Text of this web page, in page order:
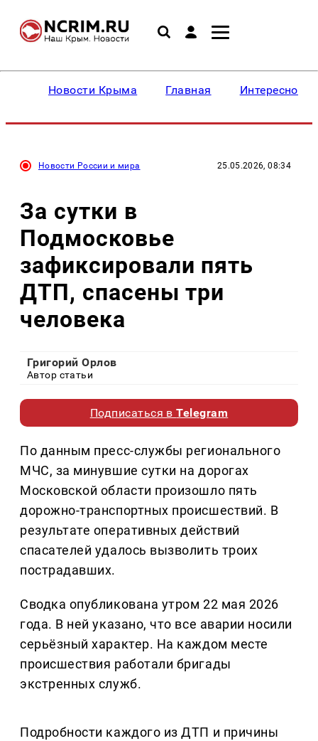
Новости Крыма Главная Интересное
Новости России и мира 25.05.2026, 08:34
За сутки в
Подмосковье
зафиксировали пять
ДТП, спасены три
человека
Григорий Орлов
Автор статьи
Подписаться вTelegram
По данным пресс-службы регионального
МЧС, за минувшие сутки на дорогах
Московской области произошло пять
дорожно-транспортных происшествий. В
результате оперативных действий
спасателей удалось вызволить троих
пострадавших.
Сводка опубликована утром 22 мая 2026
года. В ней указано, что все аварии носили
серьёзный характер. На каждом месте
происшествия работали бригады
экстренных служб.
Подробности каждого из ДТП и причины